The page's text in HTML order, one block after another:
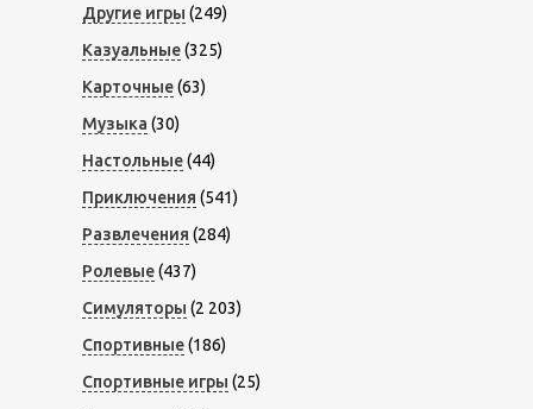
Другие игры (249)
Казуальные(325)
Карточные(63)
Музыка (30)
Настольные(44)
Приключения (541)
Развлечения (284)
Ролевые(437)
Симуляторы (2 203)
Спортивные(186)
Спортивные игры (25)